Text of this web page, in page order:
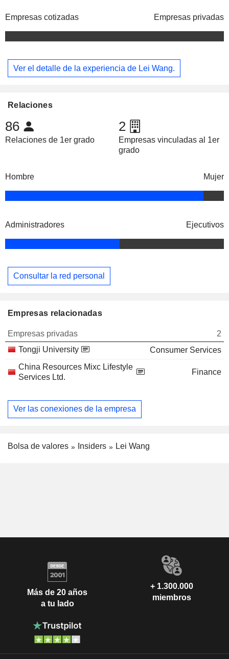
Empresas cotizadas Empresas privadas
Ver el detalle de la experiencia de Lei Wang.
Relaciones
86
Relaciones de 1er grado
2
Empresas vinculadas al 1er
grado
Hombre Mujer
Administradores Ejecutivos
Consultar la red personal
Empresas relacionadas
Empresas privadas
2
Tongji University
Consumer Services
China Resources Mixc Lifestyle
Services Ltd.
Finance
Ver las conexiones de la empresa
Bolsa de valores Insiders Lei Wang
Más de 20 años
a tu lado
+ 1.300.000
miembros